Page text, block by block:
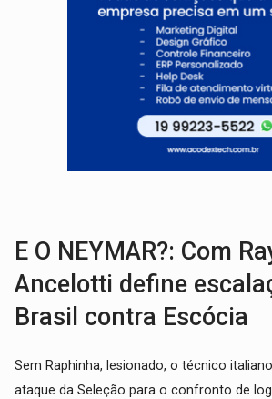
LUDOPATIA:Apostas online
REFLORESTAMENTO:Plantar
OVNIS NA LUA:Cientistas alertam
ACABOU COM PEUGEOT:
E O NEYMAR?: Com
Ancelotti define
Brasil contra Escócia
Sem Raphinha, lesionado, o técnico
ataque da Seleção para o confronto de